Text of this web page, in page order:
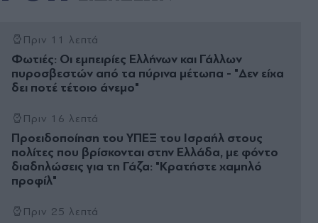
Πριν 11 λεπτά
Φωτιές: Οι εμπειρίες Ελλήνων και Γάλλων
πυροσβεστών από τα πύρινα μέτωπα - "Δεν είχα
δει ποτέ τέτοιο άνεμο"
Πριν 16 λεπτά
Προειδοποίηση του ΥΠΕΞ του Ισραήλ στους
πολίτες που βρίσκονται στην Ελλάδα, με φόντο
διαδηλώσεις για τη Γάζα: "Κρατήστε χαμηλό
προφίλ"
Πριν 25 λεπτά